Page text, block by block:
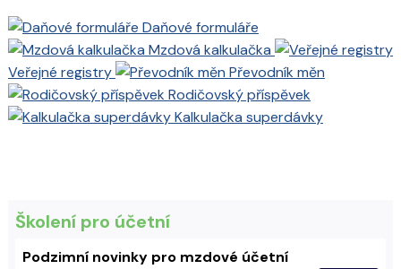
Daňové formuláře
Mzdová kalkulačka
Veřejné registry
Převodník měn
Rodičovský příspěvek
Kalkulačka superdávky
Školení pro účetní
Podzimní novinky pro mzdové účetní